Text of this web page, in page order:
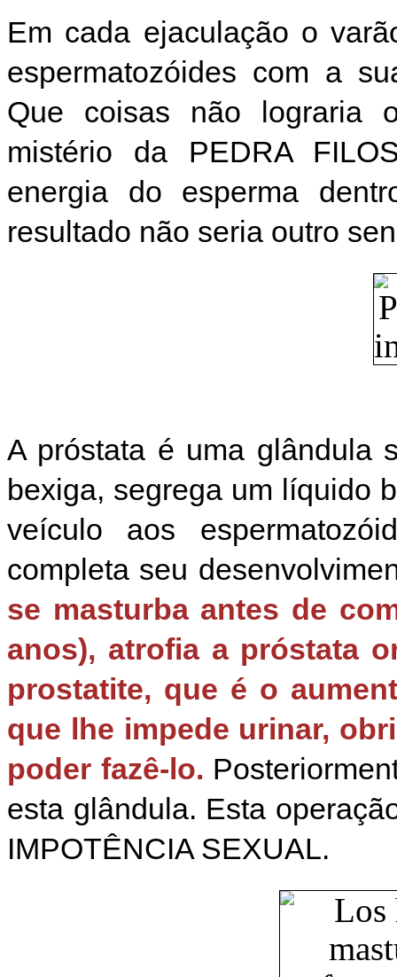
Em cada ejaculação o
espermatozóides com a
Que coisas não lograria
mistério da PEDRA
energia do esperma
resultado não seria outro
A próstata é uma glândula
bexiga, segrega um líquido
veículo aos
completa seu
se masturba antes de
anos), atrofia a próstata
prostatite, que é o
que lhe impede urinar,
poder fazê-lo.
esta glândula. Esta
IMPOTÊNCIA SEXUAL.